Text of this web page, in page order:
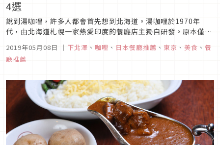
4選
說到湯咖哩，許多人都會首先想到北海道。湯咖哩於1970年
代，由北海道札幌一家熱愛印度的餐廳店主獨自研發。原本僅是
裡」後，成為一道有菜有肉，營養均衡的料理。原本只是北海道
的當地特色料理，隨著日本2000年後的咖哩風潮風靡全日本。
2019年05月08日 ｜ 下北澤 、 咖哩 、 日本餐廳推薦 、 東京 、 美食 、 餐
廳推薦